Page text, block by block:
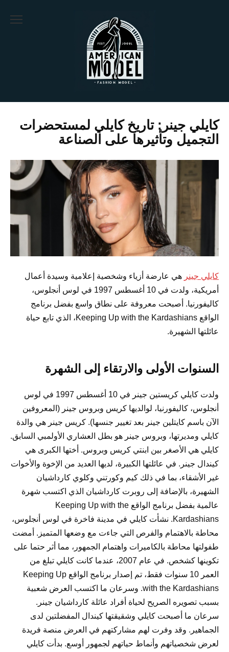
كايلي جينر: تاريخ كايلي لمستحضرات
التجميل وتأثيرها على الصناعة
كايلي جينر هي عارضة أزياء وشخصية إعلامية وسيدة أعمال
أمريكية، ولدت في 10 أغسطس 1997 في لوس أنجلوس،
كاليفورنيا. أصبحت معروفة على نطاق واسع بفضل برنامج
الواقع Keeping Up with the Kardashians، الذي تابع حياة
عائلتها الشهيرة.
السنوات الأولى والارتقاء إلى الشهرة
ولدت كايلي كريستين جينر في 10 أغسطس 1997 في لوس
أنجلوس، كاليفورنيا، لوالديها كريس وبروس جينر (المعروفين
الآن باسم كايتلين جينر بعد تغيير جنسها). كريس جينر هي والدة
كايلي ومديرتها، وبروس جينر هو بطل العشاري الأولمبي السابق.
كايلي هي الأصغر بين ابنتي كريس وبروس. أختها الكبرى هي
كيندال جينر. في عائلتها الكبيرة، لديها العديد من الإخوة والأخوات
غير الأشقاء، بما في ذلك كيم وكورتني وكلوي كارداشيان
الشهيرة، بالإضافة إلى روبرت كارداشيان الذي اكتسب شهرة
عالمية بفضل برنامج الواقع Keeping Up with the
Kardashians. نشأت كايلي في مدينة فاخرة في لوس أنجلوس،
محاطة بالاهتمام والفرص التي جاءت مع وضعها المتميز. أمضت
طفولتها محاطة بالكاميرات واهتمام الجمهور، مما أثر حتما على
تكوينها كشخص. في عام 2007، عندما كانت كايلي تبلغ من
العمر 10 سنوات فقط، تم إصدار برنامج الواقع Keeping Up
with the Kardashians. وسرعان ما اكتسب العرض شعبية
بسبب تصويره الصريح لحياة أفراد عائلة كارداشيان جينر.
سرعان ما أصبحت كايلي وشقيقتها كيندال المفضلتين لدى
الجماهير. وقد وفرت لهم مشاركتهم في العرض منصة فريدة
لعرض شخصياتهم وأنماط حياتهم لجمهور أوسع. بدأت كايلي